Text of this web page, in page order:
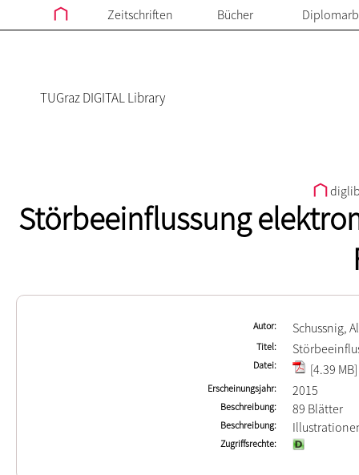
Zeitschriften Bücher
TUGraz DIGITAL Library
Störbeeinflussung
Autor Schussnig,
Titel
Datei [4.39 MB]
Erscheinungsjahr 2015
Beschreibung 89 Blätter
Beschreibung
Zugriffsrechte